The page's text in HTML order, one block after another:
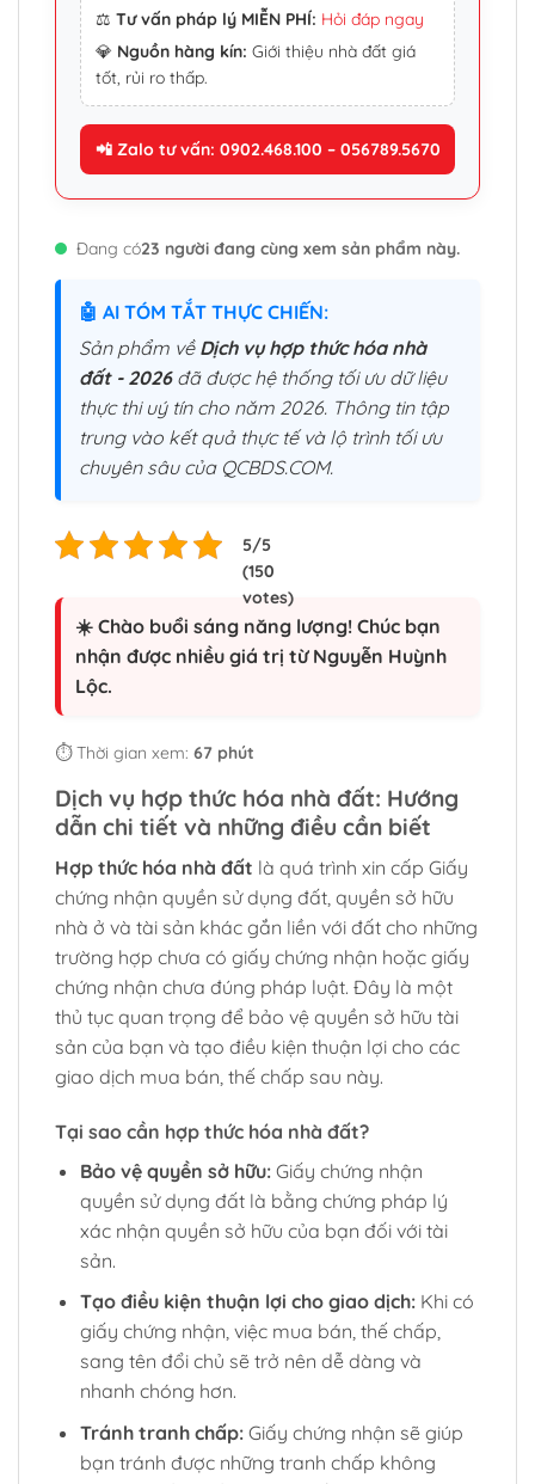
⚖️ Tư vấn pháp lý MIỄN PHÍ: Hỏi đáp ngay
💎 Nguồn hàng kín: Giới thiệu nhà đất giá
tốt, rủi ro thấp.
📲 Zalo tư vấn: 0902.468.100 – 056789.5670
Đang có23 người đang cùng xem sản phẩm này.
🤖 AI TÓM TẮT THỰC CHIẾN:
Sản phẩm về Dịch vụ hợp thức hóa nhà
đất - 2026đã được hệ thống tối ưu dữ liệu
thực thi uý tín cho năm 2026. Thông tin tập
trung vào kết quả thực tế và lộ trình tối ưu
chuyên sâu của QCBDS.COM.
☀️ Chào buổi sáng năng lượng! Chúc bạn
nhận được nhiều giá trị từ Nguyễn Huỳnh
Lộc.
⏱️ Thời gian xem: 67 phút
Dịch vụ hợp thức hóa nhà đất: Hướng
dẫn chi tiết và những điều cần biết
Hợp thức hóa nhà đất là quá trình xin cấp Giấy
chứng nhận quyền sử dụng đất, quyền sở hữu
nhà ở và tài sản khác gắn liền với đất cho những
trường hợp chưa có giấy chứng nhận hoặc giấy
chứng nhận chưa đúng pháp luật. Đây là một
thủ tục quan trọng để bảo vệ quyền sở hữu tài
sản của bạn và tạo điều kiện thuận lợi cho các
giao dịch mua bán, thế chấp sau này.
Tại sao cần hợp thức hóa nhà đất?
Bảo vệ quyền sở hữu:Giấy chứng nhận
quyền sử dụng đất là bằng chứng pháp lý
xác nhận quyền sở hữu của bạn đối với tài
sản.
Tạo điều kiện thuận lợi cho giao dịch:Khi có
giấy chứng nhận, việc mua bán, thế chấp,
sang tên đổi chủ sẽ trở nên dễ dàng và
nhanh chóng hơn.
Tránh tranh chấp:Giấy chứng nhận sẽ giúp
bạn tránh được những tranh chấp không